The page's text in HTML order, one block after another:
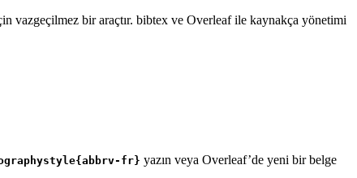
vazgeçilmez bir araçtır. bibtex ve Overleaf ile kaynakça yönetimi
fr} yazın veya Overleaf’de yeni bir belge